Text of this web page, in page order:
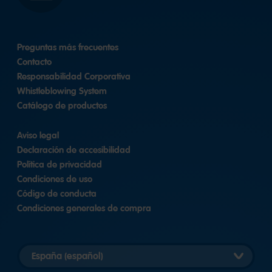
Preguntas más frecuentes
Contacto
Responsabilidad Corporativa
Whistleblowing System
Catálogo de productos
Aviso legal
Declaración de accesibilidad
Política de privacidad
Condiciones de uso
Código de conducta
Condiciones generales de compra
versión